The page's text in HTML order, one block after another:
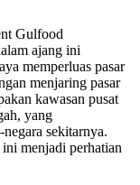
Gulfood
ajang ini
memperluas pasar
menjaring pasar
kawasan pusat
yang
sekitarnya.
menjadi perhatian